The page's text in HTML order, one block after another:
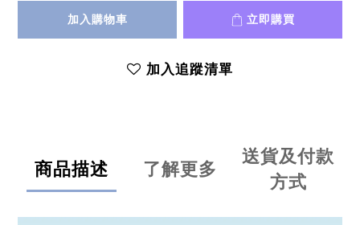
加入購物車 立即購買
加入追蹤清單
商品描述 了解更多
送貨及付款
方式